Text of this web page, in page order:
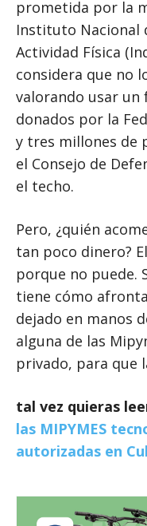
prometida por la
Instituto Nacional
Actividad Física
considera que no
valorando usar un
donados por la
y tres millones de
el Consejo de
el techo.
Pero, ¿quién
tan poco dinero?
porque no puede.
tiene cómo
dejado en manos
alguna de las
privado, para que
tal vez quieras
las MIPYMES
autorizadas en